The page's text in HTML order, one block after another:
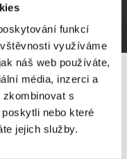
funkcí
využíváme
náš web používáte,
média, inzerci a
zkombinovat s
nebo které
jejich služby.
60 x 1 cm,